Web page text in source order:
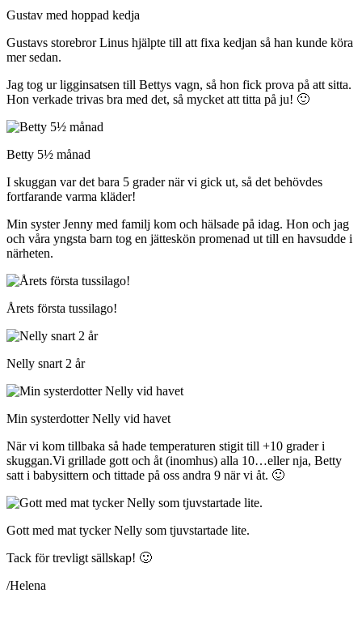
Gustav med hoppad kedja
Gustavs storebror Linus hjälpte till att fixa kedjan så han kunde köra
mer sedan.
Jag tog ur ligginsatsen till Bettys vagn, så hon fick prova på att sitta.
Hon verkade trivas bra med det, så mycket att titta på ju! 🙂
Betty 5½ månad
I skuggan var det bara 5 grader när vi gick ut, så det behövdes
fortfarande varma kläder!
Min syster Jenny med familj kom och hälsade på idag. Hon och jag
och våra yngsta barn tog en jätteskön promenad ut till en havsudde i
närheten.
Årets första tussilago!
Nelly snart 2 år
Min systerdotter Nelly vid havet
När vi kom tillbaka så hade temperaturen stigit till +10 grader i
skuggan.Vi grillade gott och åt (inomhus) alla 10…eller nja, Betty
satt i babysittern och tittade på oss andra 9 när vi åt. 🙂
Gott med mat tycker Nelly som tjuvstartade lite.
Tack för trevligt sällskap! 🙂
/Helena